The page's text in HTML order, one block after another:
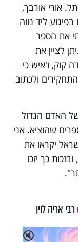
אורי אורבך,
ליד נווה
את הספר
לציין את
קוק, ו'איש כי
ולכתוב
של האדם הגדול
שהוציא. אני
יקראו את
כך יזכו
רבי אריה לוין
🔇